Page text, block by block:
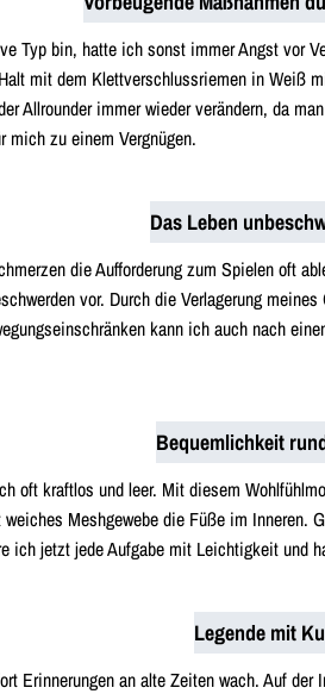
Typ bin, hatte ich sonst immer Angst vor
mit dem Klettverschlussriemen in Weiß
Allrounder immer wieder verändern, da
mich zu einem Vergnügen.
Das Leben
die Aufforderung zum Spielen oft
vor. Durch die Verlagerung
kann ich auch nach
Bequemlichkeit
oft kraftlos und leer. Mit diesem
Meshgewebe die Füße im
ich jetzt jede Aufgabe mit Leichtigkeit und
Legende mit
Erinnerungen an alte Zeiten wach. Auf